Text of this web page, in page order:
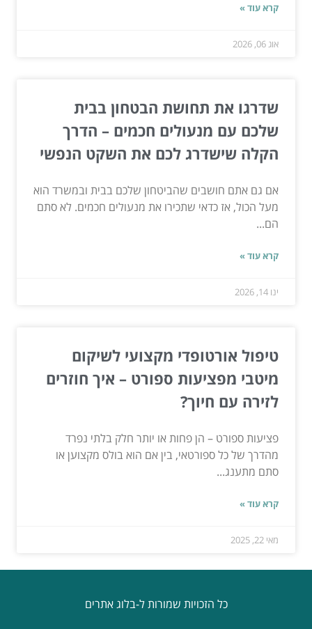
קרא עוד »
אוג 06, 2026
שדרגו את תחושת הבטחון בבית
שלכם עם מנעולים חכמים – הדרך
הקלה שישדרג לכם את השקט הנפשי
אם גם אתם חושבים שהביטחון שלכם בבית ובמשרד הוא
מעל הכול, אז כדאי שתכירו את מנעולים חכמים. לא סתם
הם...
קרא עוד »
ינו 14, 2026
טיפול אורטופדי מקצועי לשיקום
מיטבי מפציעות ספורט – איך חוזרים
לזירה עם חיוך?
פציעות ספורט – הן פחות או יותר חלק בלתי נפרד
מהדרך של כל ספורטאי, בין אם הוא בולס מקצוען או
סתם מתענג...
קרא עוד »
מאי 22, 2025
כל הזכויות שמורות ל-בלוג אתרים